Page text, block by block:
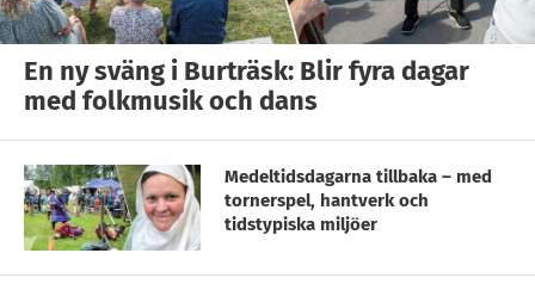
En ny sväng i Burträsk: Blir fyra dagar
med folkmusik och dans
Medeltidsdagarna tillbaka – med
tornerspel, hantverk och
tidstypiska miljöer